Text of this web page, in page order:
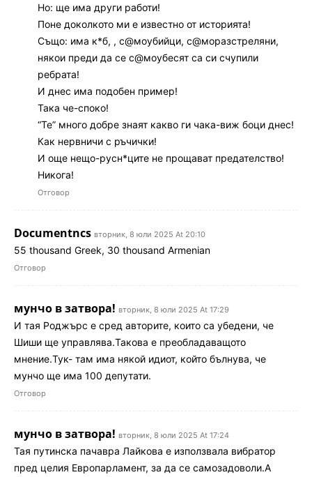
Но: ще има други работи!
Поне доколкото ми е известно от историята!
Също: има к*б, , с@моубийци, с@моразстреляни,
някои преди да се с@моубесят са си счупили
ребрата!
И днес има подобен пример!
Така че-споко!
“Те” много добре знаят какво ги чака-виж боци днес!
Как нервничи с ръчички!
И още нещо-русн*ците не прощават предателство!
Никога!
Отговор
Documentncs вторник, 8 юли 2025 At 20:10
55 thousand Greek, 30 thousand Armenian
Отговор
мунчо в затвора! вторник, 8 юли 2025 At 17:29
И тая Роджърс е сред авторите, които са убедени, че
Шиши ще управлява.Такова е преобладаващото
мнение.Тук- там има някой идиот, който бълнува, че
мунчо ще има 100 депутати.
Отговор
мунчо в затвора! вторник, 8 юли 2025 At 17:24
Тая путинска пачавра Лайкова е използвала вибратор
пред целия Европарламент, за да се самозадоволи.А